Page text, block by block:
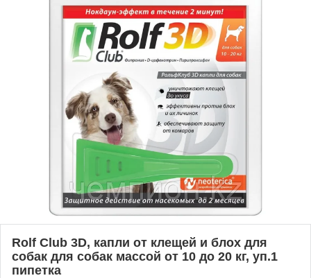
Rolf Club 3D, капли от клещей и блох для
собак для собак массой от 10 до 20 кг, уп.1
пипетка